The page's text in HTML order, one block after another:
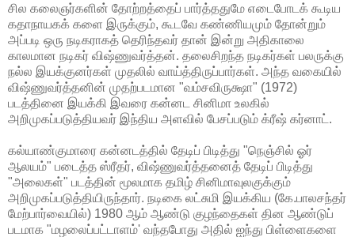
சில கலைஞர்களின் தோற்றத்தைப் பார்த்ததுமே எடைபோடக் கூடிய
கதாநாயகக் களை இருக்கும், கூடவே கண்ணியமும் தோன்றும்
அப்படி ஒரு நடிகராகத் தெரிந்தவர் தான் இன்று அதிகாலை
காலமான நடிகர் விஷ்ணுவர்த்தன். தலைசிறந்த நடிகர்கள் பலருக்கு
நல்ல இயக்குனர்கள் முதலில் வாய்த்திருப்பார்கள். அந்த வகையில்
விஷ்ணுவர்த்தனின் முதற்படமான "வம்சவிருக்ஷா" (1972)
படத்தினை இயக்கி இவரை கன்னட சினிமா உலகில்
அறிமுகப்படுத்தியவர் இந்திய அளவில் பேசப்படும் க்ரீஷ் கர்னாட்.
கல்யாண்குமாரை கன்னடத்தில் தேடிப் பிடித்து "நெஞ்சில் ஓர்
ஆலயம்" படைத்த ஸ்ரீதர், விஷ்ணுவர்த்தனைத் தேடிப் பிடித்து
"அலைகள்" படத்தின் மூலமாக தமிழ் சினிமாவுலகுக்கும்
அறிமுகப்படுத்தியிருந்தார். நடிகை லட்சுமி இயக்கிய (கே.பாலசந்தர்
மேற்பார்வையில்) 1980 ஆம் ஆண்டு குழந்தைகள் தின ஆண்டுப்
படமாக "மழலைப்பட்டாளம்' வந்தபோது அதில் ஐந்து பிள்ளைகளை